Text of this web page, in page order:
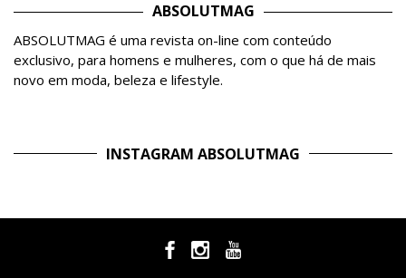
ABSOLUTMAG
ABSOLUTMAG é uma revista on-line com conteúdo
exclusivo, para homens e mulheres, com o que há de mais
novo em moda, beleza e lifestyle.
INSTAGRAM ABSOLUTMAG